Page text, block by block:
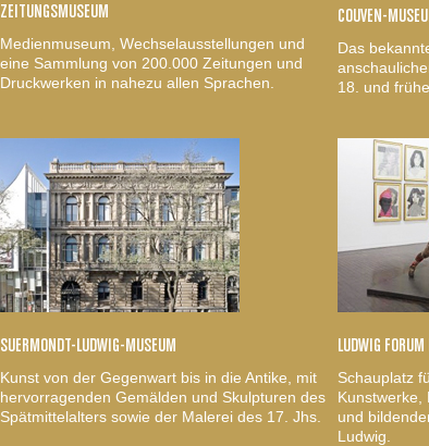
ZEITUNGSMUSEUM
Medienmuseum, Wechselausstellungen und
eine Sammlung von 200.000 Zeitungen und
Druckwerken in nahezu allen Sprachen.
COUVEN-
Das
18. und
SUERMONDT-LUDWIG-MUSEUM
Kunst von der Gegenwart bis in die Antike, mit
hervorragenden Gemälden und Skulpturen des
Spätmittelalters sowie der Malerei des 17. Jhs.
LUDWIG
Schauplatz
Kunstwerke,
und
Ludwig.